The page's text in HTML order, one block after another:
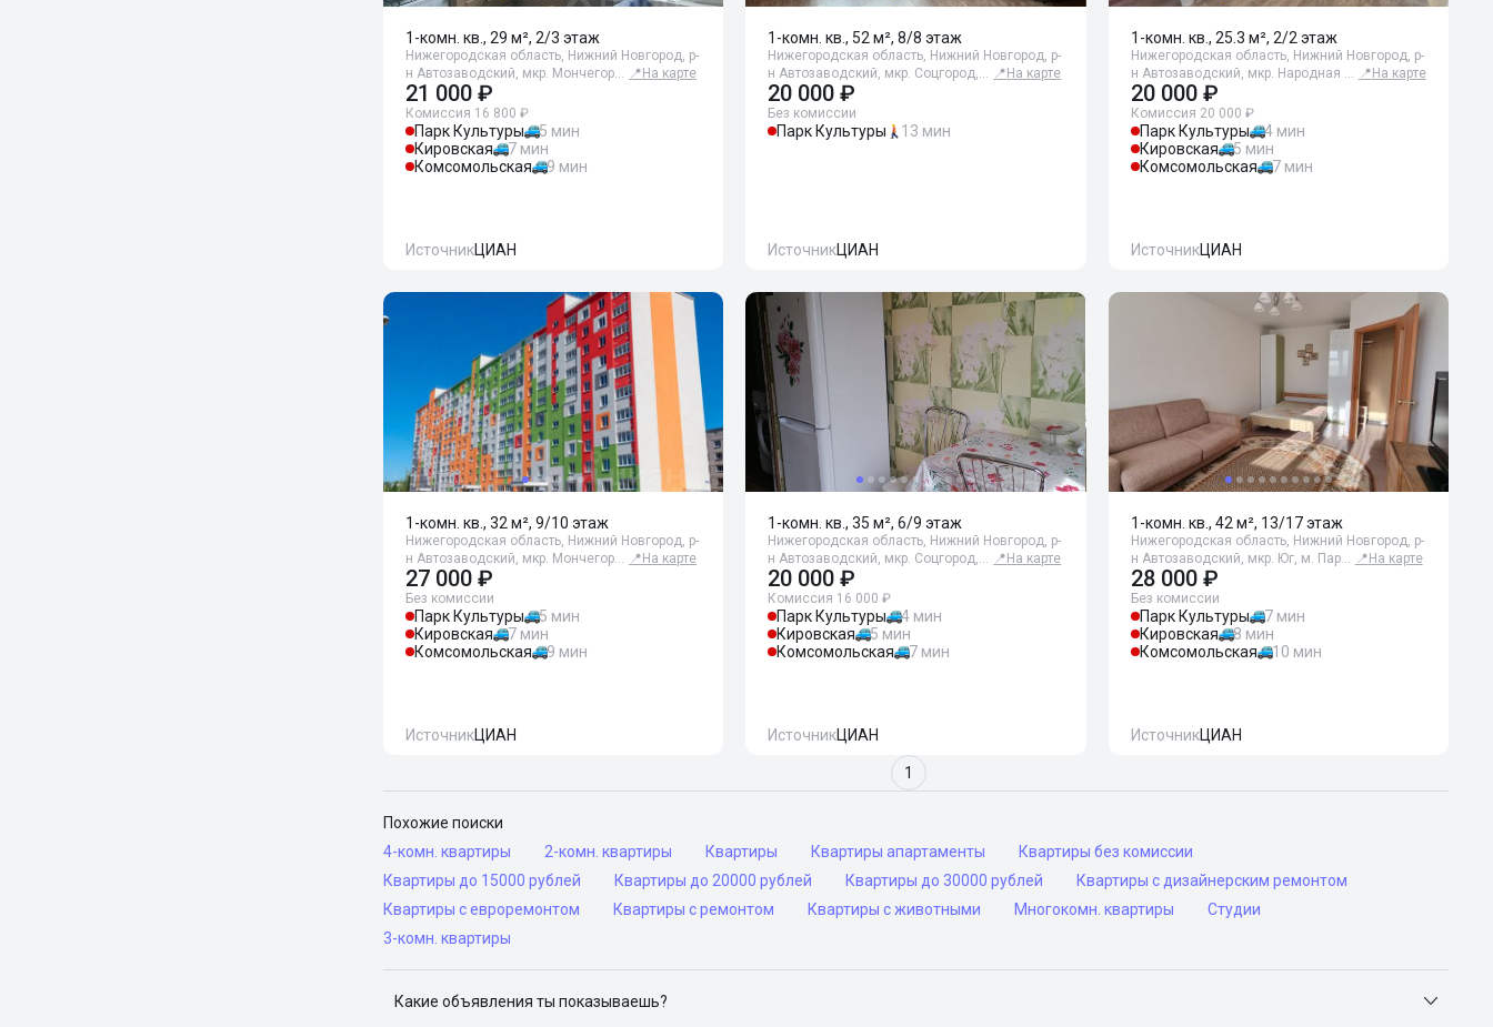
1-комн. кв., 29 м², 2/3 этаж
Нижегородская область, Нижний Новгород, р-
н Автозаводский, мкр. Мончегор… 📍 На карте
21 000 ₽
Комиссия 16 800 ₽
Парк Культуры
5 мин
Кировская
7 мин
Комсомольская
9 мин
ИсточникЦИАН
1-комн. кв., 52 м², 8/8 этаж
Нижегородская область, Нижний Новгород, р-
н Автозаводский, мкр. Соцгород,… 📍 На карте
20 000 ₽
Без комиссии
Парк Культуры 13 мин
ИсточникЦИАН
1-комн. кв., 25.3 м², 2/2 этаж
Нижегородская область, Нижний Новгород, р-
н Автозаводский, мкр. Народная … 📍 На карте
20 000 ₽
Комиссия 20 000 ₽
Парк Культуры
4 мин
Кировская
5 мин
Комсомольская
7 мин
ИсточникЦИАН
1-комн. кв., 32 м², 9/10 этаж
Нижегородская область, Нижний Новгород, р-
н Автозаводский, мкр. Мончегор… 📍 На карте
27 000 ₽
Без комиссии
Парк Культуры
5 мин
Кировская
7 мин
Комсомольская
9 мин
ИсточникЦИАН
1-комн. кв., 35 м², 6/9 этаж
Нижегородская область, Нижний Новгород, р-
н Автозаводский, мкр. Соцгород,… 📍 На карте
20 000 ₽
Комиссия 16 000 ₽
Парк Культуры
4 мин
Кировская
5 мин
Комсомольская
7 мин
ИсточникЦИАН
1-комн. кв., 42 м², 13/17 этаж
Нижегородская область, Нижний Новгород, р-
н Автозаводский, мкр. Юг, м. Пар… 📍 На карте
28 000 ₽
Без комиссии
Парк Культуры
7 мин
Кировская
8 мин
Комсомольская
10 мин
ИсточникЦИАН
1
Похожие поиски
4-комн. квартиры
2-комн. квартиры Квартиры Квартиры апартаменты
Квартиры без комиссии
Квартиры до 15000 рублей
Квартиры до 20000 рублей Квартиры до 30000 рублей
Квартиры с дизайнерским ремонтом
Квартиры с евроремонтом
Квартиры с ремонтом Квартиры с животными Многокомн. квартиры
Студии
3-комн. квартиры
Какие объявления ты показываешь?